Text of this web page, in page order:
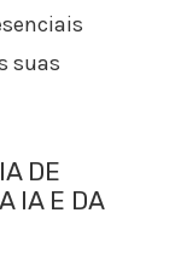
suas
DE
IA E DA